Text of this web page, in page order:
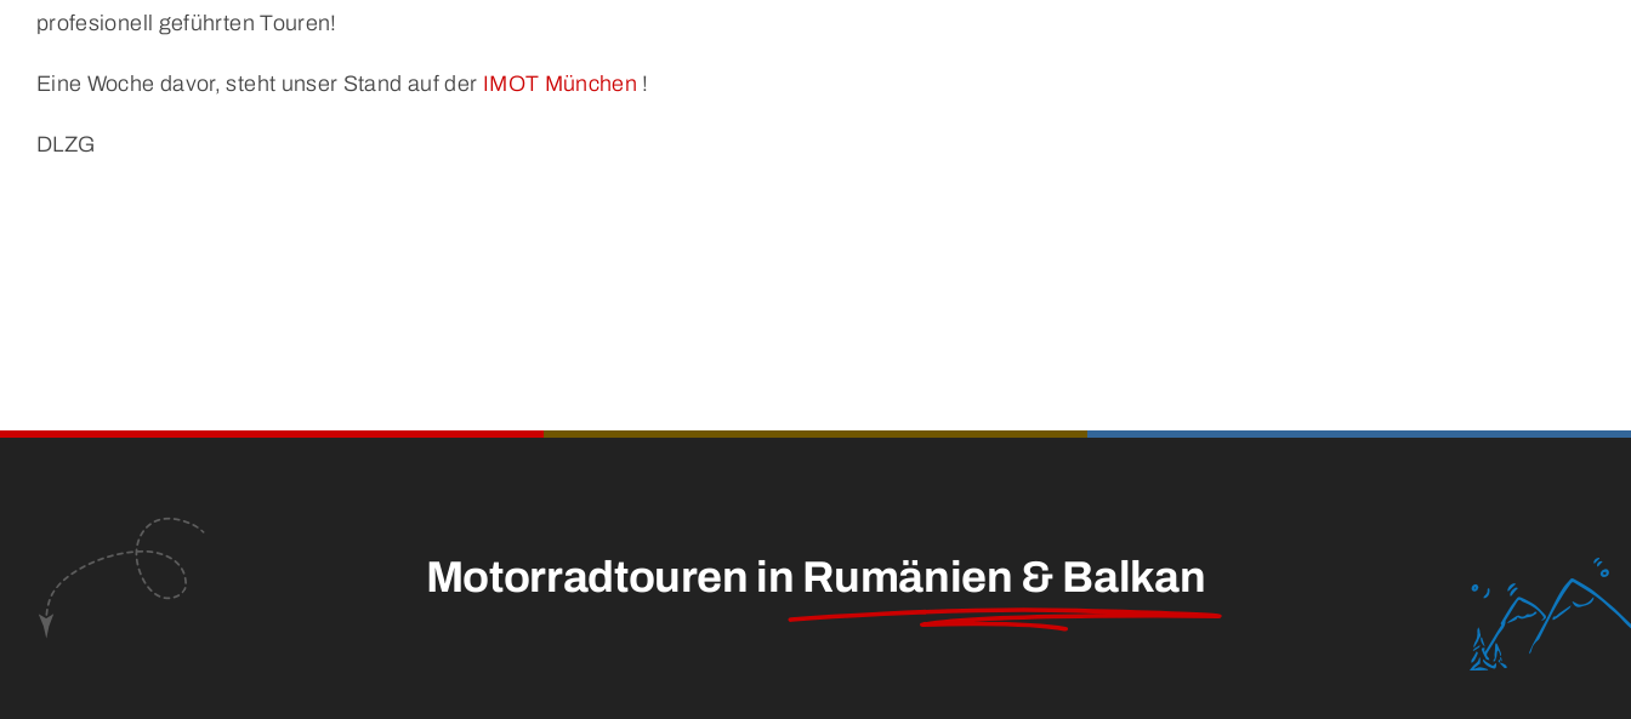
profesionell geführten Touren!
Eine Woche davor, steht unser Stand auf der IMOT München !
DLZG
Motorradtouren in Rumänien & Balkan